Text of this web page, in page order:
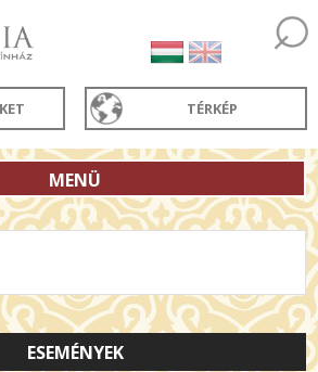
TÉRKÉP
MENÜ
ESEMÉNYEK